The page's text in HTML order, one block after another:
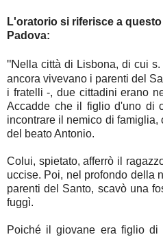
L'oratorio si riferisce a
Padova:
"Nella città di Lisbona, di cui
ancora vivevano i parenti del
i fratelli -, due cittadini erano
Accadde che il figlio d'uno di
incontrare il nemico di
del beato Antonio.
Colui, spietato, afferrò il
uccise. Poi, nel profondo della
parenti del Santo, scavò una
fuggì.
Poiché il giovane era figlio di